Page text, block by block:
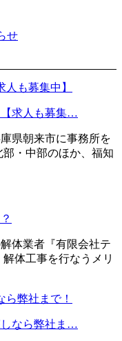
せ
【求人も募集…
県朝来市に事務所を
・中部のほか、福知
体業者『有限会社テ
体工事を行なうメリ
しなら弊社ま…